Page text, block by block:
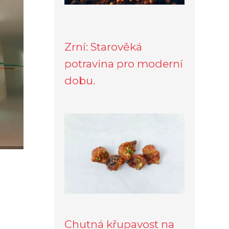
Zrní: Starověká
potravina pro moderní
dobu.
Chutná křupavost na